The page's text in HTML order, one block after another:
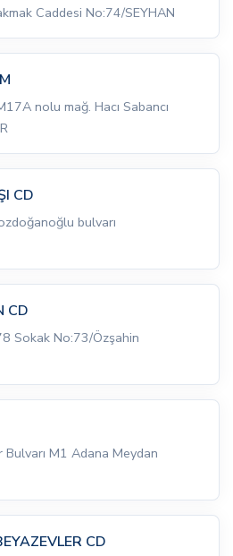
Caddesi No:74/SEYHAN
nolu mağ. Hacı Sabancı
CD
bulvarı
CD
Sokak No:73/Özşahin
M1 Adana Meydan
CD